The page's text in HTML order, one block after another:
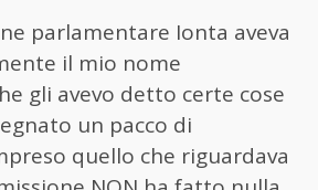
parlamentare Ionta aveva
il mio nome
gli avevo detto certe cose
un pacco di
quello che riguardava